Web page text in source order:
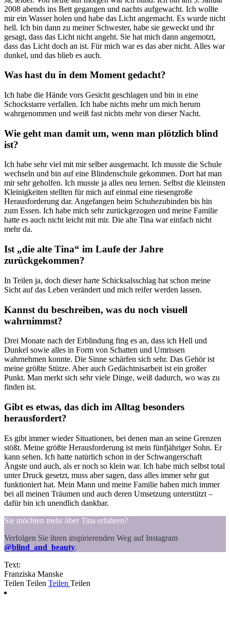
2008 abends ins Bett gegangen und nachts aufgewacht. Ich wollte
mir ein Wasser holen und habe das Licht angemacht. Es wurde nicht
hell. Ich bin dann zu meiner Schwester, habe sie geweckt und ihr
gesagt, dass das Licht nicht angeht. Sie hat mich dann angemotzt,
dass das Licht doch an ist. Für mich war es das aber nicht. Alles war
dunkel, und das blieb es auch.
Was hast du in dem Moment gedacht?
Ich habe die Hände vors Gesicht geschlagen und bin in eine
Schockstarre verfallen. Ich habe nichts mehr um mich herum
wahrgenommen und weiß fast nichts mehr von dieser Nacht.
Wie geht man damit um, wenn man plötzlich blind
ist?
Ich habe sehr viel mit mir selber ausgemacht. Ich musste die Schule
wechseln und bin auf eine Blindenschule gekommen. Dort hat man
mir sehr geholfen. Ich musste ja alles neu lernen. Selbst die kleinsten
Kleinigkeiten stellten für mich auf einmal eine riesengroße
Herausforderung dar. Angefangen beim Schuhezubinden bis hin
zum Essen. Ich habe mich sehr zurückgezogen und meine Familie
hatte es auch nicht leicht mit mir. Die alte Tina war einfach nicht
mehr da.
Ist „die alte Tina“ im Laufe der Jahre
zurückgekommen?
In Teilen ja, doch dieser harte Schicksalsschlag hat schon meine
Sicht auf das Leben verändert und mich reifer werden lassen.
Kannst du beschreiben, was du noch visuell
wahrnimmst?
Drei Monate nach der Erblindung fing es an, dass ich Hell und
Dunkel sowie alles in Form von Schatten und Umrissen
wahrnehmen konnte. Die Sinne schärfen sich sehr. Das Gehör ist
meine größte Stütze. Aber auch Gedächtnisarbeit ist ein großer
Punkt. Man merkt sich sehr viele Dinge, weiß dadurch, wo was zu
finden ist.
Gibt es etwas, das dich im Alltag besonders
herausfordert?
Es gibt immer wieder Situationen, bei denen man an seine Grenzen
stößt. Meine größte Herausforderung ist mein fünfjähriger Sohn. Er
kann sehen. Ich hatte natürlich schon in der Schwangerschaft
Ängste und auch, als er noch so klein war. Ich habe mich selbst total
unter Druck gesetzt, muss aber sagen, dass alles immer sehr gut
funktioniert hat. Mein Mann und meine Familie haben mich immer
bei all meinen Träumen und auch deren Umsetzung unterstützt –
dafür bin ich unendlich dankbar.
Sie möchten mehr über Tina erfahren?
Verfolgen Sie ihren inspirierenden Weg auf Instagram
@blind_and_beauty.
Text:
Franziska Manske
Teilen Teilen Teilen Teilen